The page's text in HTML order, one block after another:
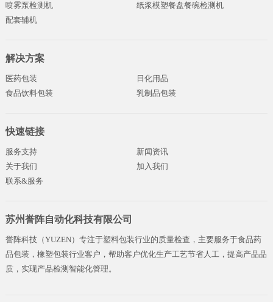
喷雾泵检测机
纸浆模塑餐盘餐碗检测机
配套辅机
解决方案
医药包装
日化用品
食品饮料包装
乳制品包装
快速链接
服务支持
新闻资讯
关于我们
加入我们
联系&服务
苏州誉阵自动化科技有限公司
誉阵科技（YUZEN）专注于塑料包装行业的质量检查，主要服务于食品药
品包装，橡塑包装行业客户，帮助客户优化生产工艺节省人工，提高产品品
质，实现产品检测智能化管理。